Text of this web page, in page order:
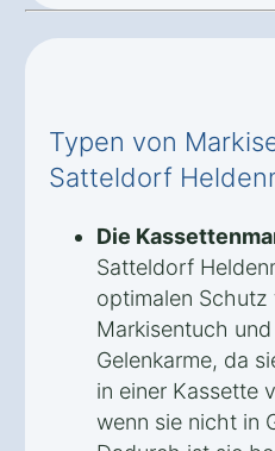
Typen von
Satteldorf
Die
Satteldorf
optimalen Schutz
Markisentuch
Gelenkarme, da
in einer Kassette
wenn sie nicht in